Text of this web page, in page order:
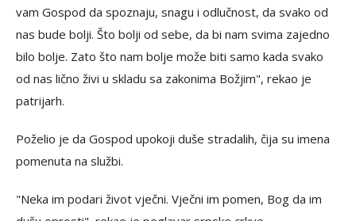
vam Gospod da spoznaju, snagu i odlučnost, da svako od
nas bude bolji. Što bolji od sebe, da bi nam svima zajedno
bilo bolje. Zato što nam bolje može biti samo kada svako
od nas lično živi u skladu sa zakonima Božjim", rekao je
patrijarh.
Poželio je da Gospod upokoji duše stradalih, čija su imena
pomenuta na službi.
"Neka im podari život vječni. Vječni im pomen, Bog da im